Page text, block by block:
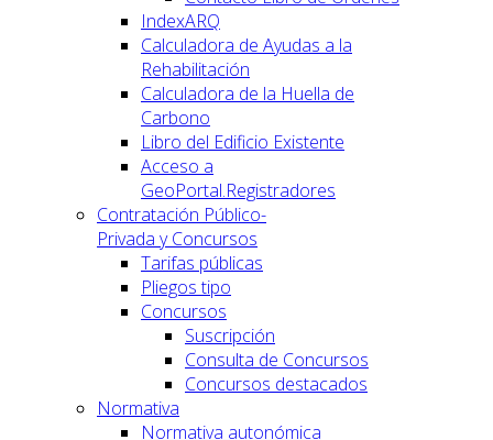
IndexARQ
Calculadora de Ayudas a la
Rehabilitación
Calculadora de la Huella de
Carbono
Libro del Edificio Existente
Acceso a
GeoPortal.Registradores
Contratación Público-
Privada y Concursos
Tarifas públicas
Pliegos tipo
Concursos
Suscripción
Consulta de Concursos
Concursos destacados
Normativa
Normativa autonómica